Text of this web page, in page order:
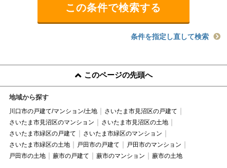
条件を指定し直して検索
このページの先頭へ
地域から探す
川口市の戸建て/マンション/土地
さいたま市見沼区の戸建て
さいたま市見沼区のマンション
さいたま市見沼区の土地
さいたま市緑区の戸建て
さいたま市緑区のマンション
さいたま市緑区の土地
戸田市の戸建て
戸田市のマンション
戸田市の土地
蕨市の戸建て 蕨市のマンション 蕨市の土地